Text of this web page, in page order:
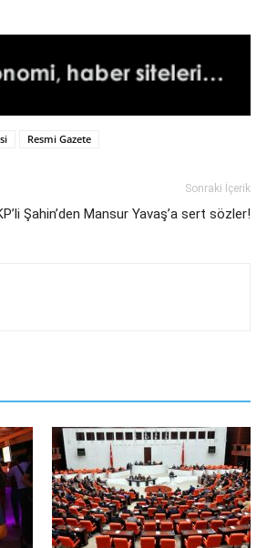
Resmi Gazete
Sonraki İçerik
Şahin’den Mansur Yavaş’a sert sözler!